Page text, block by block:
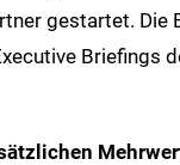
gestartet. Die
Briefings